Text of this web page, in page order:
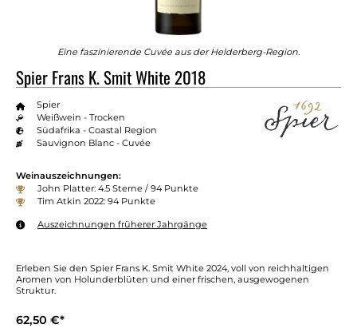
Eine faszinierende Cuvée aus der Helderberg-Region.
Spier Frans K. Smit White 2018
Spier
Weißwein - Trocken
Südafrika - Coastal Region
Sauvignon Blanc - Cuvée
Weinauszeichnungen:
John Platter: 4.5 Sterne / 94 Punkte
Tim Atkin 2022: 94 Punkte
Auszeichnungen früherer Jahrgänge
Erleben Sie den Spier Frans K. Smit White 2024, voll von reichhaltigen
Aromen von Holunderblüten und einer frischen, ausgewogenen
Struktur.
62,50 €*